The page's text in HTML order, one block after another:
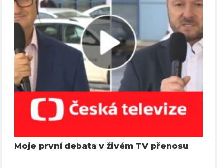
Moje první debata v živém TV přenosu